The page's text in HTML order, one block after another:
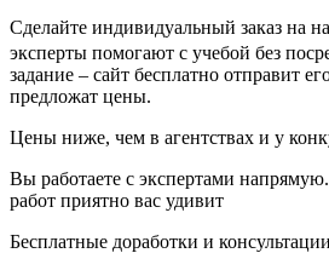
Сделайте индивидуальный заказ на
эксперты помогают с учебой без
задание – сайт бесплатно отправит
предложат цены.
Цены ниже, чем в агентствах и у
Вы работаете с экспертами
работ приятно вас удивит
Бесплатные доработки и консультации